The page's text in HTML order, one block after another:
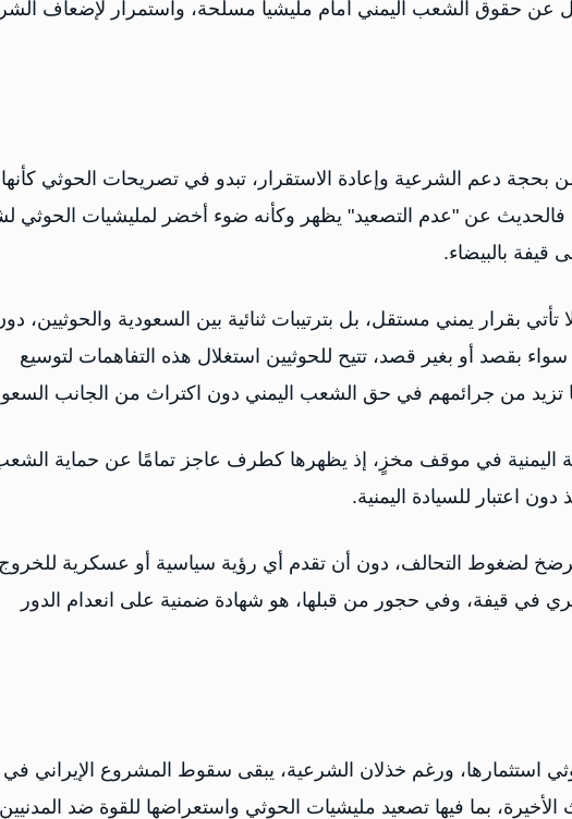
عن حقوق الشعب اليمني أمام مليشيا مسلحة، واستمرار لإضعاف
بحجة دعم الشرعية وإعادة الاستقرار، تبدو في تصريحات الحوثي كأنها
عن "عدم التصعيد" يظهر وكأنه ضوء أخضر لمليشيات الحوثي
قيفة بالبيضاء.
بقرار يمني مستقل، بل بترتيبات ثنائية بين السعودية والحوثيين،
بقصد أو بغير قصد، تتيح للحوثيين استغلال هذه التفاهمات لتوسيع
تزيد من جرائمهم في حق الشعب اليمني دون اكتراث من الجانب
اليمنية في موقف مخزٍ، إذ يظهرها كطرف عاجز تمامًا عن حماية
اعتبار للسيادة اليمنية.
ترضخ لضغوط التحالف، دون أن تقدم أي رؤية سياسية أو عسكرية للخروج
في قيفة، وفي حجور من قبلها، هو شهادة ضمنية على انعدام الدور
استثمارها، ورغم خذلان الشرعية، يبقى سقوط المشروع الإيراني في
الأخيرة، بما فيها تصعيد مليشيات الحوثي واستعراضها للقوة ضد